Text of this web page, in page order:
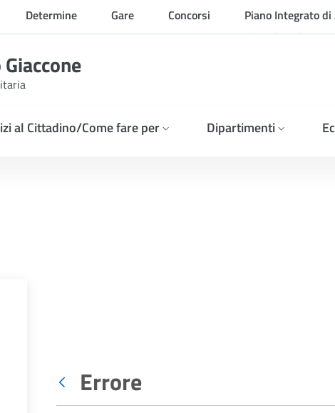
Determine Gare Concorsi
Piano Integrato
Organizzazione
al Cittadino/Come fare per Dipartimenti
Errore